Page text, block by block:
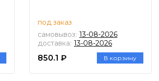
под заказ
самовывоз: 13-08-2026
доставка: 13-08-2026
850.1 ₽ В корзину